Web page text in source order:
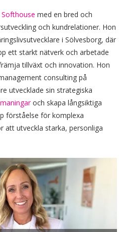
Softhouse med en bred och
och kundrelationer. Hon
i Sölvesborg, där
ett starkt nätverk och arbetade
tillväxt och innovation. Hon
consulting på
utvecklade sin strategiska
och skapa långsiktiga
förståelse för komplexa
att utveckla starka, personliga